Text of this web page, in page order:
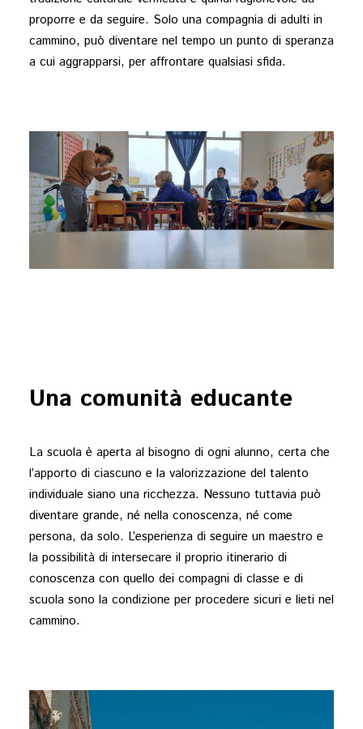
proporre e da seguire. Solo una compagnia di adulti in
cammino, può diventare nel tempo un punto di speranza
a cui aggrapparsi, per affrontare qualsiasi sfida.
Una comunità educante
La scuola è aperta al bisogno di ogni alunno, certa che
l’apporto di ciascuno e la valorizzazione del talento
individuale siano una ricchezza. Nessuno tuttavia può
diventare grande, né nella conoscenza, né come
persona, da solo. L’esperienza di seguire un maestro e
la possibilità di intersecare il proprio itinerario di
conoscenza con quello dei compagni di classe e di
scuola sono la condizione per procedere sicuri e lieti nel
cammino.